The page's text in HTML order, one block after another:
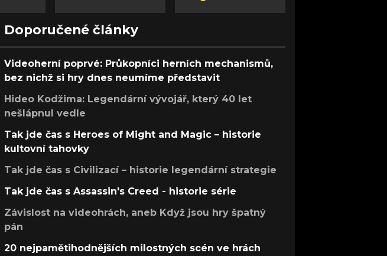
Doporučené články
Videoherní poprvé: Průkopníci herních mechanismů,
bez nichž si hry dnes neumíme představit
Hideo Kodžima: Legendární vývojář, který 40 let
nešlápnul vedle
Tak jde čas s Heroes of Might and Magic – historie
kultovní tahovky
Tak jde čas s Civilizací – historie legendární strategie
Tak jde čas s Assassin's Creed - historie série
Závislost na videohrách, aneb Když jsou hry špatný
pán
20 nejpamětihodnějších milostných scén ve hrách